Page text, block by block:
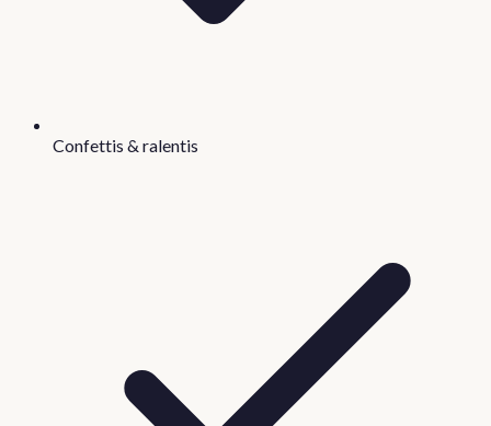
Confettis & ralentis